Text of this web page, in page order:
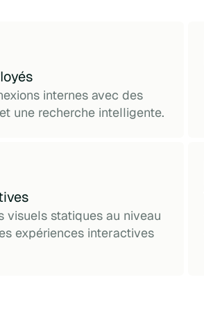
internes avec des
une recherche intelligente.
visuels statiques au niveau
expériences interactives